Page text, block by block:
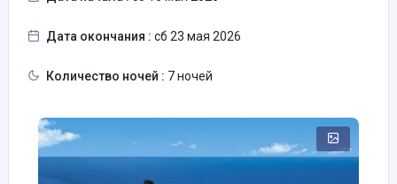
Дата окончания : сб 23 мая 2026
Количество ночей : 7 ночей